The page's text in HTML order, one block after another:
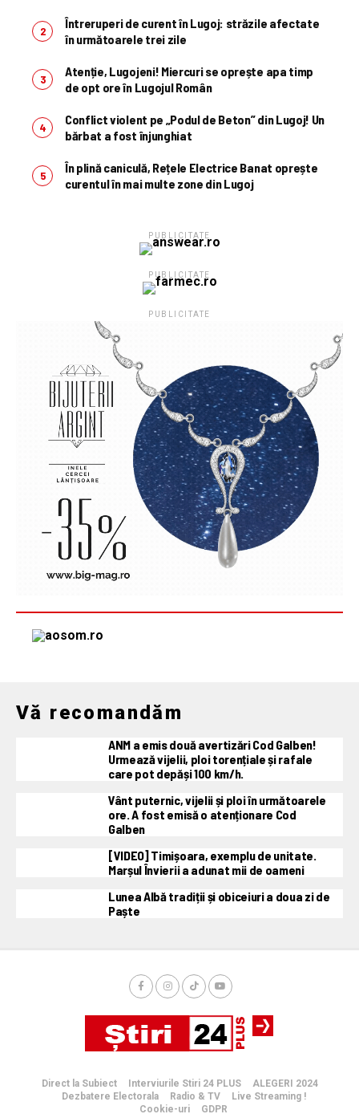
Întreruperi de curent în Lugoj: străzile afectate
în următoarele trei zile
Atenție, Lugojeni! Miercuri se oprește apa timp
de opt ore în Lugojul Român
Conflict violent pe „Podul de Beton” din Lugoj! Un
bărbat a fost înjunghiat
În plină caniculă, Rețele Electrice Banat oprește
curentul în mai multe zone din Lugoj
PUBLICITATE
PUBLICITATE
PUBLICITATE
Vă recomandăm
ANM a emis două avertizări Cod Galben!
Urmează vijelii, ploi torențiale și rafale
care pot depăși 100 km/h.
Vânt puternic, vijelii și ploi în următoarele
ore. A fost emisă o atenționare Cod
Galben
[VIDEO] Timișoara, exemplu de unitate.
Marșul Învierii a adunat mii de oameni
Lunea Albă tradiții și obiceiuri a doua zi de
Paște
Direct la Subiect Interviurile Stiri 24 PLUS
ALEGERI 2024
Dezbatere Electorala
Radio & TV
Live Streaming !
Cookie-uri
GDPR